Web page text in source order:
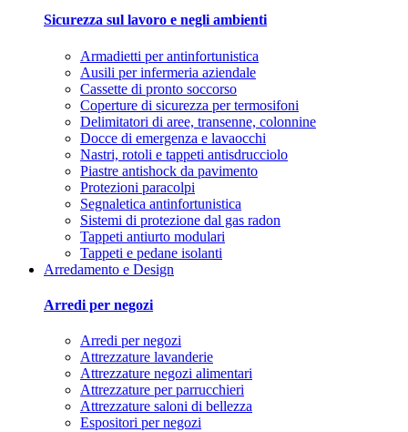
Sicurezza sul lavoro e negli ambienti
Armadietti per antinfortunistica
Ausili per infermeria aziendale
Cassette di pronto soccorso
Coperture di sicurezza per termosifoni
Delimitatori di aree, transenne, colonnine
Docce di emergenza e lavaocchi
Nastri, rotoli e tappeti antisdrucciolo
Piastre antishock da pavimento
Protezioni paracolpi
Segnaletica antinfortunistica
Sistemi di protezione dal gas radon
Tappeti antiurto modulari
Tappeti e pedane isolanti
Arredamento e Design
Arredi per negozi
Arredi per negozi
Attrezzature lavanderie
Attrezzature negozi alimentari
Attrezzature per parrucchieri
Attrezzature saloni di bellezza
Espositori per negozi